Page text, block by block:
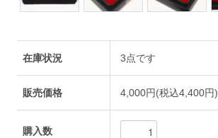
在庫状況 3点です
販売価格 4,000円(税込4,400円)
購入数